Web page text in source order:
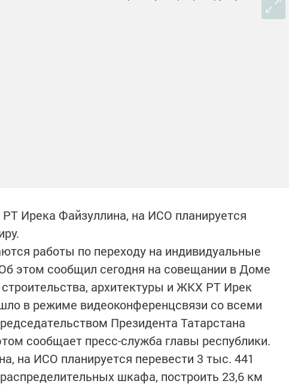
Ирека Файзуллина, на ИСО планируется
работы по переходу на индивидуальные
этом сообщил сегодня на совещании в Доме
архитектуры и ЖКХ РТ Ирек
в режиме видеоконференцсвязи со всеми
Президента Татарстана
сообщает пресс-служба главы республики.
на ИСО планируется перевести 3 тыс. 441
шкафа, построить 23,6 км